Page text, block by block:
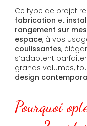
Ce type de projet
fabrication et
rangement sur
espace, à vos
coulissantes,
s’adaptent
grands volumes,
design
Pourquoi